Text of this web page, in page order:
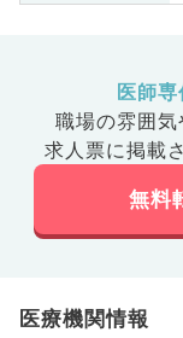
医師
職場の雰囲気
求人票に掲載
無料
医療機関情報